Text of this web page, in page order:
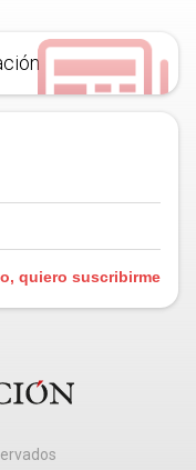
quiero suscribirme